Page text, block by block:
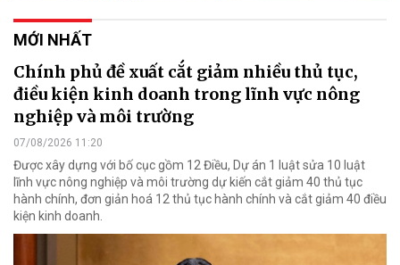
MỚI NHẤT
Chính phủ đề xuất cắt giảm nhiều thủ tục,
điều kiện kinh doanh trong lĩnh vực nông
nghiệp và môi trường
07/08/2026 11:20
Được xây dựng với bố cục gồm 12 Điều, Dự án 1 luật sửa 10 luật
lĩnh vực nông nghiệp và môi trường dự kiến cắt giảm 40 thủ tục
hành chính, đơn giản hoá 12 thủ tục hành chính và cắt giảm 40 điều
kiện kinh doanh.